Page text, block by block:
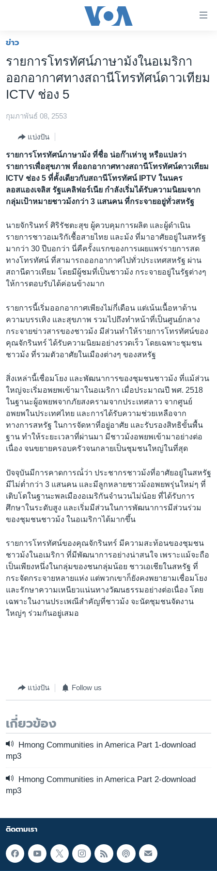
ต่อ
ไป
เนื้อหา
หลัก
ไป
ข้าม
ไป
การ
ค้นหา
โลก
เอเชีย
ไทย
ธุรกิจ
วิทยาศาสตร์
สังคมและสุขภาพ
ไลฟ์สไตล์
ตรวจสอบข่าว
เรียนรู้ภาษาอังกฤษ
พอดคาสต์
ติดตามเรา
เลือกภาษา
ข่าว
รายการโทรทัศน์ภาษาม้งในอเมริกา
ออกอากาศทางสถานีโทรทัศน์ดาวเทียม
ICTV ช่อง 5
กุมภาพันธ์ 08, 2553
แบ่งปัน
รายการโทรทัศน์ภาษาม้ง ที่ชื่อ น่อก๊าเห่าหู หรือแปลว่า
รายการเพื่อสุขภาพ ที่ออกอากาศทางสถานีโทรทัศน์ดาวเทียม
ICTV ช่อง 5 ที่คั้งเดียวกับสถานีโทรทัศน์ IPTV ในนคร
ลอสแองเจลิส รัฐแคลิฟอร์เนีย กำลังเริ่มได้รับความนิยมจาก
กลุ่มเป้าหมายชาวม้งกว่า 3 แสนคน ที่กระจายอยู่ทั่วสหรัฐ
นายจักรินทร์ ศิริรัชตะสุข ผู้ควบคุมการผลิต และผู้ดำเนิน
รายการชาวอเมริกัเชื้อสายไทย และม้ง ที่มาอาศัยอยู่ในสหรัฐ
มากว่า 30 ปีบอกว่า นี่คืครั้งแรกของการเผยแพร่รายการสด
ทางโทรทัศน์ ที่สามารถออกอากาศไปทั่วประเทศสหรัฐ ผ่าน
สถานีดาวเทียม โดยมีผู้ชมที่เป็นชาวม้ง กระจายอยู่ในรัฐต่างๆ
ให้การตอบรับได้ค่อนข้างมาก
รายการนี้เริ่มออกอากาศเพียงไม่กี่เดือน แต่เน้นเนื้อหาด้าน
ความบรรเทิง และสุขภาพ รวมไปถึงทำหน้าที่เป็นศูนย์กลาง
กระจายข่าวสารของชาวม้ง มีส่วนทำให้รายการโทรทัศน์ของ
คุณจักรินทร์ ได้รับความนิยมอย่างรวดเร็ว โดยเฉพาะชุมชน
ชาวม้ง ที่รวมตัวอาศัยในเมืองต่างๆ ของสหรัฐ
สิ่งเหล่านี้เชื่อมโยง และพัฒนาการของชุมชนชาวม้ง ที่แม้ส่วน
ใหญ่จะเริ่มอพยพเข้ามาในอเมริกา เมื่อประมาณปี พศ. 2518
ในฐานะผู้อพยพจากภัยสงครามจากประเทศลาว จากศูนย์
อพยพในประเทศไทย และการได้รับความช่วยเหลือจาก
ทางการสหรัฐ ในการจัดหาที่อยู่อาศัย และรับรองสิทธิขั้นพื้น
ฐาน ทำให้ระยะเวลาที่ผ่านมา มีชาวม้งอพยพเข้ามาอย่างต่อ
เนื่อง จนขยายครอบครัวจนกลายเป็นชุมชนใหญ่ในที่สุด
ปัจจุบันมีการคาดการณ์่ว่า ประชากรชาวม้งที่อาศัยอยู่ในสหรัฐ
มีไม่ต่ำกว่า 3 แสนคน และมีลูกหลายชาวม้งอพยพรุ่นใหม่ๆ ที่
เติบโตในฐานะพลเมืองอเมริกันจำนวนไม่น้อย ที่ได้รับการ
ศึกษาในระดับสูง และเริ่มมีส่วนในการพัฒนาการมีส่วนร่วม
ของชุมชนชาวม้ง ในอเมริกาได้มากขึ้น
รายการโทรทัศน์ของคุณจักรินทร์ มีความสะท้อนของชุมชน
ชาวม้งในอเมริกา ที่มีพัฒนาการอย่างน่าสนใจ เพราะแม้จะถือ
เป็นเพียงหนึ่งในกลุ่มของชนกลุ่มน้อย ชาวเอเชียในสหรัฐ ที่
กระจัดกระจายหลายแห่ง แต่พวกเขาก็ยังคงพยายามเชื่อมโยง
และรักษาความเหนียวแน่นทางวัฒนธรรมอย่างต่อเนื่อง โดย
เฉพาะในงานประเพณีสำคัญที่ชาวม้ง จะนัดชุมชนจัดงาน
ใหญ่ๆ ร่วมกันอยู่เสมอ
แบ่งปัน Follow us
เกี่ยวข้อง
Hmong Communities in America Part 1-download
mp3
Hmong Communities in America Part 2-download
mp3
ติดตามเรา